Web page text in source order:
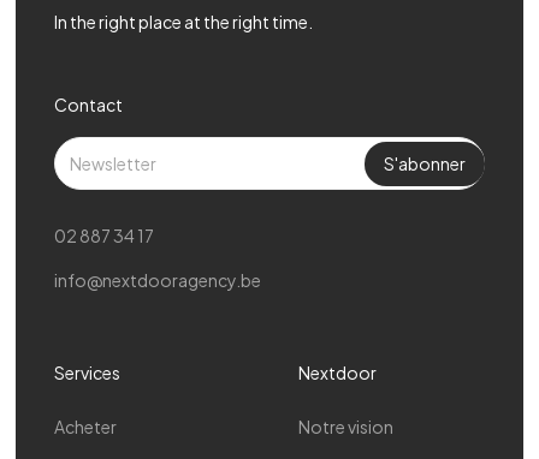
In the right place at the right time.
Services
Acheter
Nextdoor
Notre vision
Contact
02 887 34 17
info@nextdooragency.be